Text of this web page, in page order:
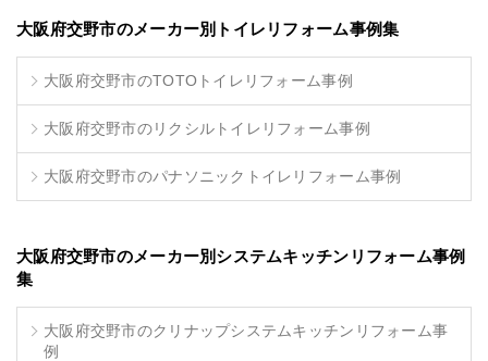
大阪府交野市のメーカー別トイレリフォーム事例集
大阪府交野市のTOTOトイレリフォーム事例
大阪府交野市のリクシルトイレリフォーム事例
大阪府交野市のパナソニックトイレリフォーム事例
大阪府交野市のメーカー別システムキッチンリフォーム事例
集
大阪府交野市のクリナップシステムキッチンリフォーム事
例